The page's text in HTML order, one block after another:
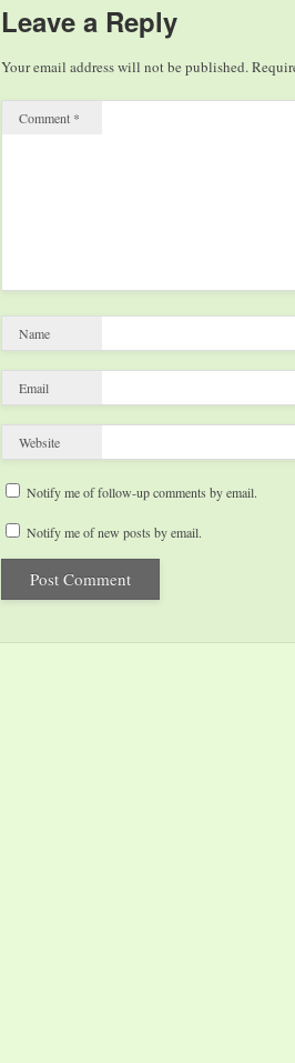
Leave a Reply
Your email address will not be published.
Comment *
Name
Email
Website
Notify me of follow-up comments by email.
Notify me of new posts by email.